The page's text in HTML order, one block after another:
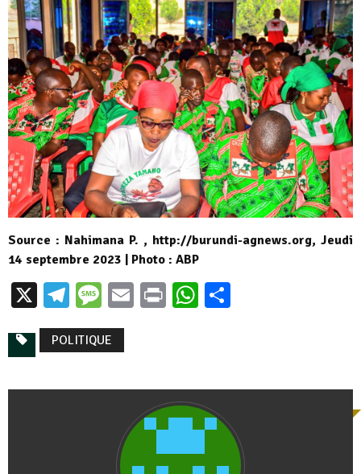
Source : Nahimana P. , http://burundi-agnews.org, Jeudi
14 septembre 2023 | Photo : ABP
X Telegram
Message
EmailPrintWhatsApp
POLITIQUE